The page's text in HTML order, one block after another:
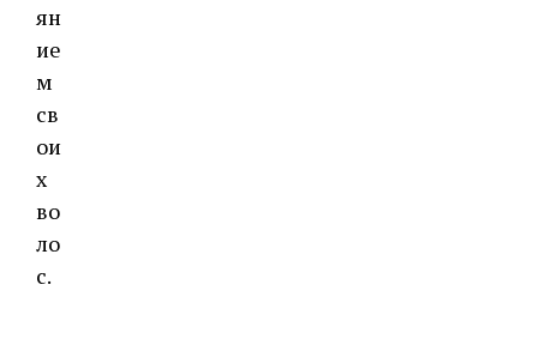
ян
ие
м
св
ои
х
во
ло
с.